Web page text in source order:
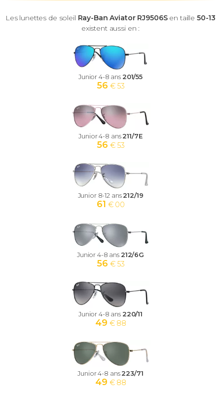
Les lunettes de soleil Ray-Ban Aviator RJ9506Sen taille 50-13
existent aussi en :
Junior 4-8 ans 201/55
56 € 53
Junior 4-8 ans211/7E
56 € 53
Junior 8-12 ans212/19
61 € 00
Junior 4-8 ans 212/6G
56 € 53
Junior 4-8 ans 220/11
49 € 88
Junior 4-8 ans223/71
49 € 88